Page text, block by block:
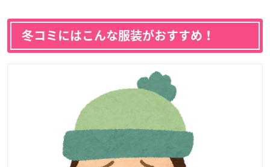
冬コミにはこんな服装がおすすめ！